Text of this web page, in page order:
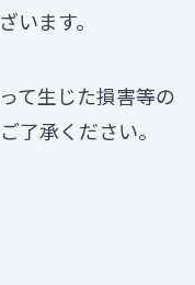
います。
て生じた損害等の
了承ください。